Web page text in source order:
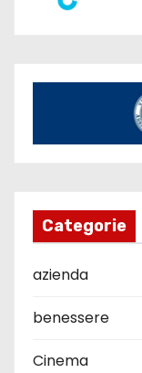
Categorie
azienda
benessere
Cinema